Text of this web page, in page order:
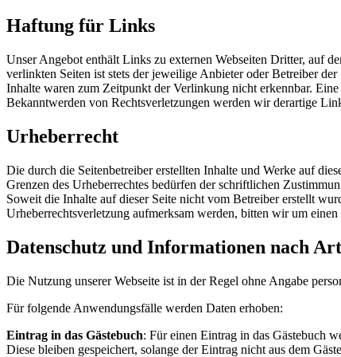
Haftung für Links
Unser Angebot enthält Links zu externen Webseiten Dritter, auf
verlinkten Seiten ist stets der jeweilige Anbieter oder Betreiber
Inhalte waren zum Zeitpunkt der Verlinkung nicht erkennbar.
Bekanntwerden von Rechtsverletzungen werden wir derartige
Urheberrecht
Die durch die Seitenbetreiber erstellten Inhalte und Werke auf
Grenzen des Urheberrechtes bedürfen der schriftlichen
Soweit die Inhalte auf dieser Seite nicht vom Betreiber erstellt
Urheberrechtsverletzung aufmerksam werden, bitten wir um
Datenschutz und Informationen nach
Die Nutzung unserer Webseite ist in der Regel ohne Angabe
Für folgende Anwendungsfälle werden Daten erhoben:
Eintrag in das Gästebuch: Für einen Eintrag in das Gästebuch
Diese bleiben gespeichert, solange der Eintrag nicht aus dem